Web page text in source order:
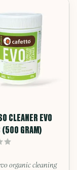
CLEANER EVO
(500 GRAM)
organic cleaning